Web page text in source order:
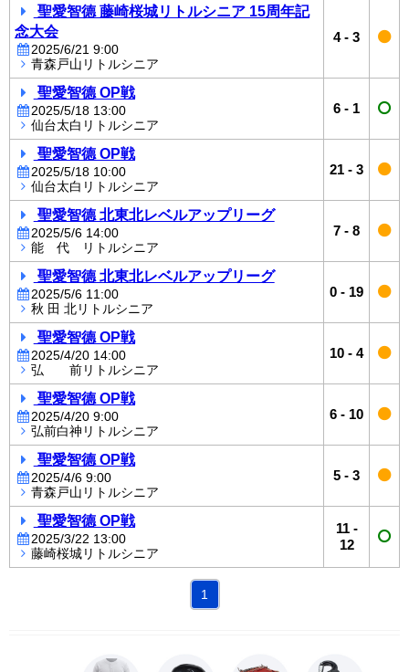
聖愛智德 藤崎桜城リトルシニア 15周年記
念大会
2025/6/21 9:00
青森戸山リトルシニア
4- 3
聖愛智德 OP戦
2025/5/18 13:00
仙台太白リトルシニア
6 - 1
聖愛智德 OP戦
2025/5/18 10:00
仙台太白リトルシニア
21 - 3
聖愛智德 北東北レベルアップリーグ
2025/5/6 14:00
能 代 リトルシニア
7 - 8
聖愛智德 北東北レベルアップリーグ
2025/5/6 11:00
秋 田 北リトルシニア
0 - 19
聖愛智德 OP戦
2025/4/20 14:00
弘 前リトルシニア
10 - 4
聖愛智德 OP戦
2025/4/20 9:00
弘前白神リトルシニア
6 - 10
聖愛智德 OP戦
2025/4/6 9:00
青森戸山リトルシニア
5 - 3
聖愛智德 OP戦
2025/3/22 13:00
藤崎桜城リトルシニア
11-
12
1